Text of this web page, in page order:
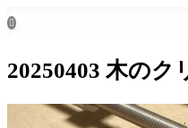

20250403 木のク